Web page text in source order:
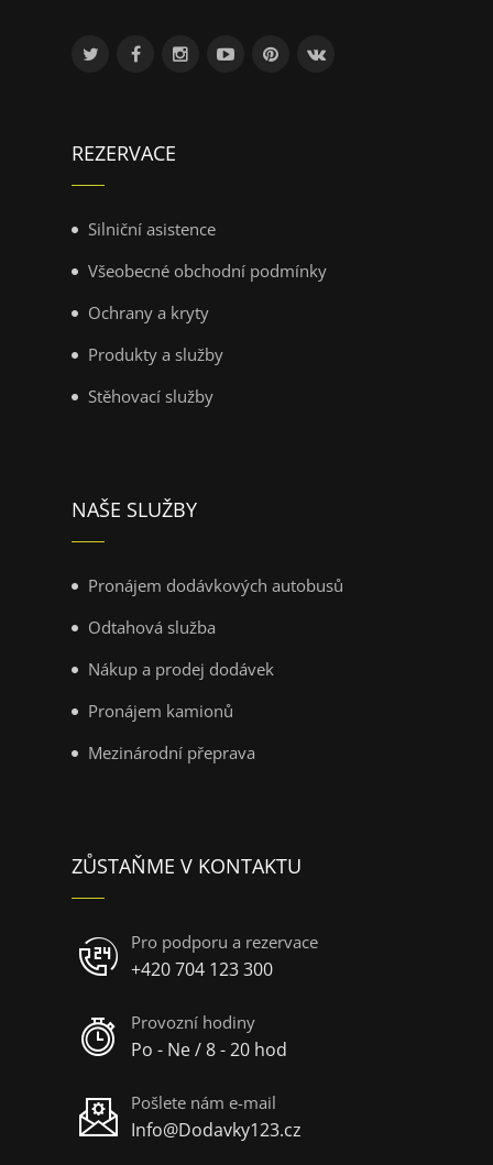
REZERVACE
Silniční asistence
Všeobecné obchodní podmínky
Ochrany a kryty
Produkty a služby
Stěhovací služby
NAŠE SLUŽBY
Pronájem dodávkových autobusů
Odtahová služba
Nákup a prodej dodávek
Pronájem kamionů
Mezinárodní přeprava
ZŮSTAŇME V KONTAKTU
Pro podporu a rezervace
+420 704 123 300
Provozní hodiny
Po - Ne / 8 - 20 hod
Pošlete nám e-mail
Info@Dodavky123.cz